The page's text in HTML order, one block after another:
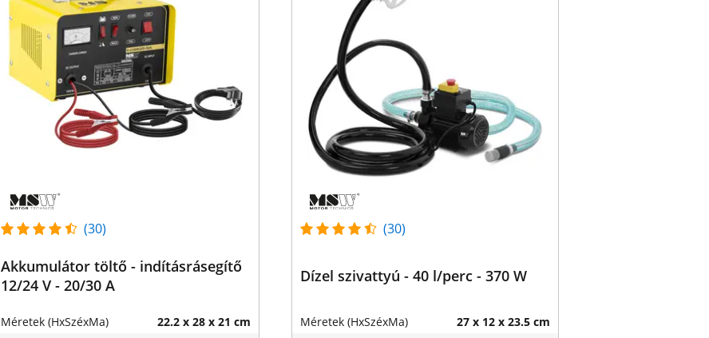
(30)
Akkumulátor töltő - indításrásegítő
12/24 V - 20/30 A
Méretek (HxSzéxMa) 22.2 x 28 x 21 cm
(30)
Dízel szivattyú - 40 l/perc - 370 W
Méretek (HxSzéxMa) 27 x 12 x 23.5 cm